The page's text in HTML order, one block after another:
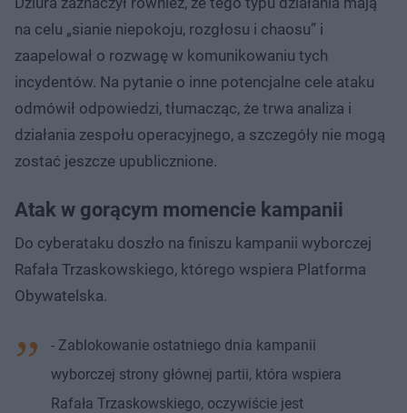
na celu „sianie niepokoju, rozgłosu i chaosu” i
zaapelował o rozwagę w komunikowaniu tych
incydentów. Na pytanie o inne potencjalne cele ataku
odmówił odpowiedzi, tłumacząc, że trwa analiza i
działania zespołu operacyjnego, a szczegóły nie mogą
zostać jeszcze upublicznione.
Atak w gorącym momencie kampanii
Do cyberataku doszło na finiszu kampanii wyborczej
Rafała Trzaskowskiego, którego wspiera Platforma
Obywatelska.
- Zablokowanie ostatniego dnia kampanii
wyborczej strony głównej partii, która wspiera
Rafała Trzaskowskiego, oczywiście jest